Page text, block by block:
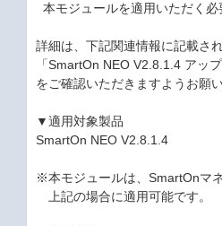
本モジュールを適用いただく
詳細は、下記関連情報に記載さ
「SmartOn NEO V2.8.1.4 アッ
をご確認いただきますようお願
▼適用対象製品
SmartOn NEO V2.8.1.4
※本モジュールは、SmartOnマ
上記の場合に適用可能です。